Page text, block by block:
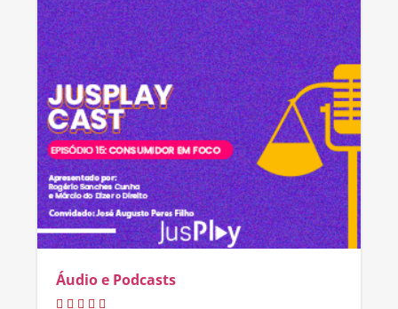
Áudio e Podcasts